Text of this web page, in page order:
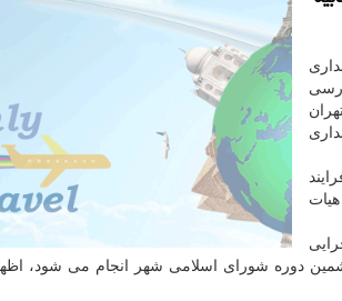
بررسی
اجرایی انتخابات ششمین دوره شورای اسلامی شهر انجام می